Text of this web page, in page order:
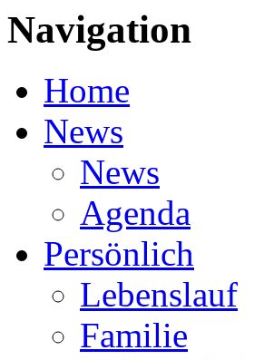
Navigation
Home
News
News
Agenda
Persönlich
Lebenslauf
Familie